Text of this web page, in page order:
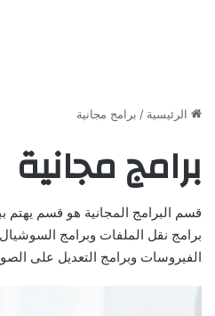
الرئيسية / برامج مجانية
برامج مجانية
قسم البرامج المجانية هو قسم يهتم
برامج نقل الملفات وبرامج
الفيروسات وبرامج التعديل على